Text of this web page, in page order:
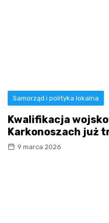
Samorząd i polityka lokalna
Kwalifikacja
Karkonoszach już
9 marca 2026